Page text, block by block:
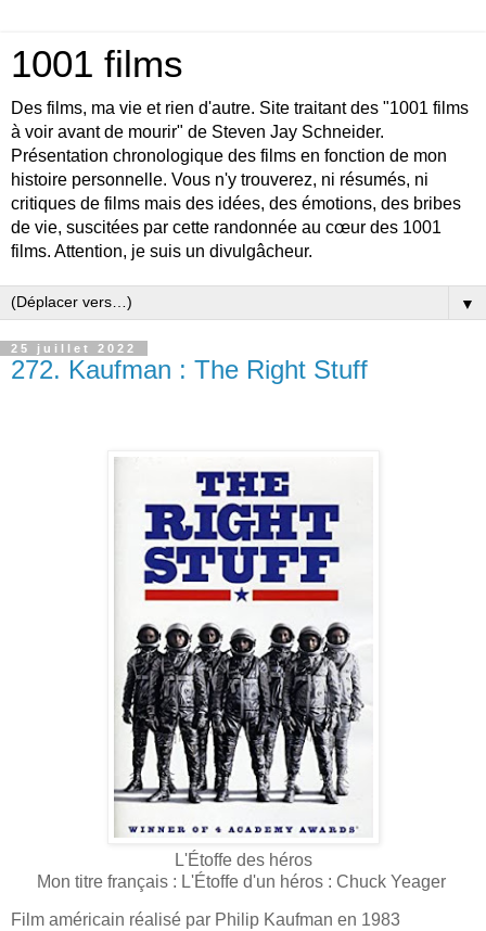
1001 films
Des films, ma vie et rien d'autre. Site traitant des "1001 films
à voir avant de mourir" de Steven Jay Schneider.
Présentation chronologique des films en fonction de mon
histoire personnelle. Vous n'y trouverez, ni résumés, ni
critiques de films mais des idées, des émotions, des bribes
de vie, suscitées par cette randonnée au cœur des 1001
films. Attention, je suis un divulgâcheur.
▼
25 juillet 2022
272. Kaufman : The Right Stuff
L'Étoffe des héros
Mon titre français : L'Étoffe d'un héros : Chuck Yeager
Film américain réalisé par Philip Kaufman en 1983